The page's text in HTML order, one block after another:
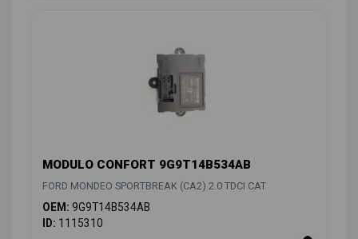
MODULO CONFORT 9G9T14B534AB
FORD MONDEO SPORTBREAK (CA2) 2.0 TDCI CAT
OEM: 9G9T14B534AB
ID: 1115310